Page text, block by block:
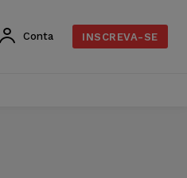
Conta INSCREVA-SE